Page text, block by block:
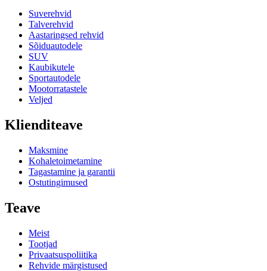
Suverehvid
Talverehvid
Aastaringsed rehvid
Sõiduautodele
SUV
Kaubikutele
Sportautodele
Mootorratastele
Veljed
Klienditeave
Maksmine
Kohaletoimetamine
Tagastamine ja garantii
Ostutingimused
Teave
Meist
Tootjad
Privaatsuspoliitika
Rehvide märgistused